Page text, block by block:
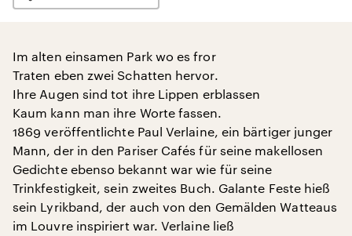
Im alten einsamen Park wo es fror
Traten eben zwei Schatten hervor.
Ihre Augen sind tot ihre Lippen erblassen
Kaum kann man ihre Worte fassen.
1869 veröffentlichte Paul Verlaine, ein bärtiger junger
Mann, der in den Pariser Cafés für seine makellosen
Gedichte ebenso bekannt war wie für seine
Trinkfestigkeit, sein zweites Buch. Galante Feste hieß
sein Lyrikband, der auch von den Gemälden Watteaus
im Louvre inspiriert war. Verlaine ließ